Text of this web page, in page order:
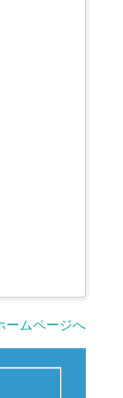
ームページへ